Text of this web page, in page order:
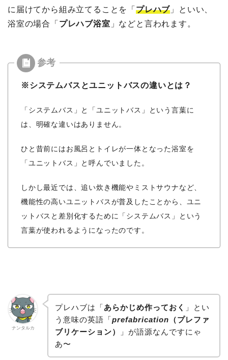
に届けてから組み立てることを「 プレハブ 」といい、
浴室の場合「 プレハブ浴室 」などと言われます。
※システムバスとユニットバスの違いとは？
「システムバス」と「ユニットバス」という言葉に
は、明確な違いはありません。
ひと昔前にはお風呂とトイレが一体となった浴室を
「ユニットバス」と呼んでいました。
しかし最近では、追い炊き機能やミストサウナなど、
機能性の高いユニットバスが普及したことから、ユニ
ットバスと差別化するために「システムバス」という
言葉が使われるようになったのです。
ナンタルカ
プレハブは「あらかじめ作っておく 」とい
う意味の英語「prefabrication （プレファ
ブリケーション）
」が語源なんですにゃ
あ〜